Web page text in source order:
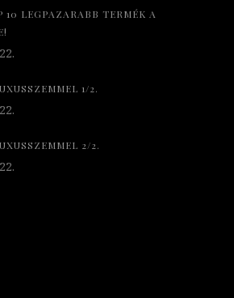
10 LEGPAZARABB TERMÉK A
1/2.
2/2.